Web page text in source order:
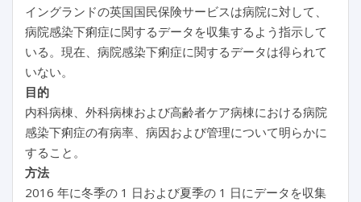
イングランドの英国国民保険サービスは病院に対して、
病院感染下痢症に関するデータを収集するよう指示して
いる。現在、病院感染下痢症に関するデータは得られて
いない。
目的
内科病棟、外科病棟および高齢者ケア病棟における病院
感染下痢症の有病率、病因および管理について明らかに
すること。
方法
2016 年に冬季の 1 日および夏季の 1 日にデータを収集